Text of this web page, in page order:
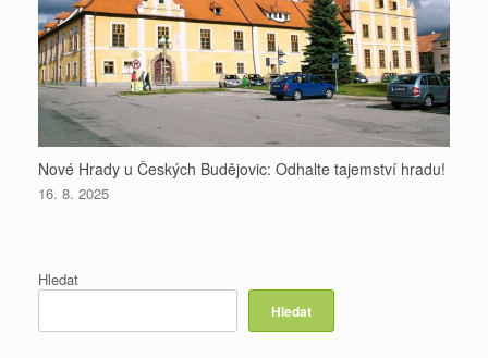
Nové Hrady u Českých Budějovic: Odhalte tajemství hradu!
16. 8. 2025
Hledat
Hledat